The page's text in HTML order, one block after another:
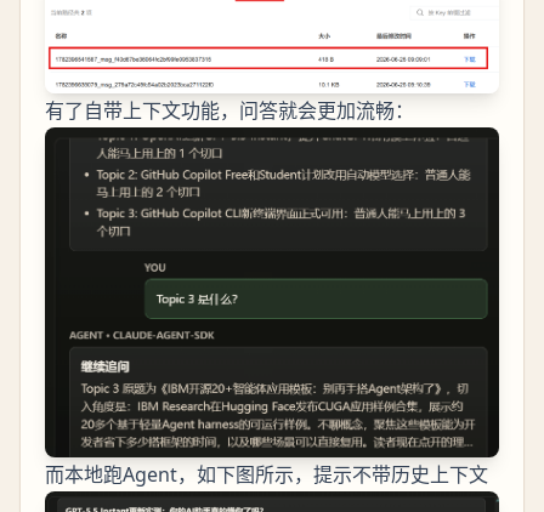
有了自带上下文功能，问答就会更加流畅：
而本地跑Agent，如下图所示，提示不带历史上下文